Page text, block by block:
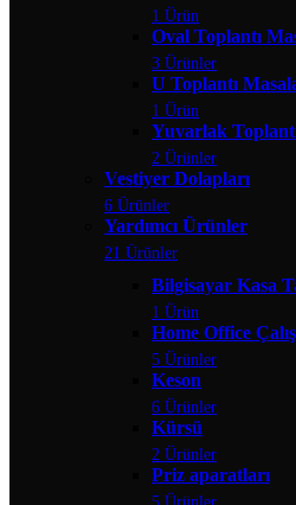
1 Ürün
Oval Toplantı
3 Ürünler
U Toplantı
1 Ürün
Yuvarlak
2 Ürünler
Vestiyer Dolapları
6 Ürünler
Yardımcı Ürünler
21 Ürünler
Bilgisayar Kasa
1 Ürün
Home Office
5 Ürünler
Keson
6 Ürünler
Kürsü
2 Ürünler
Priz aparatları